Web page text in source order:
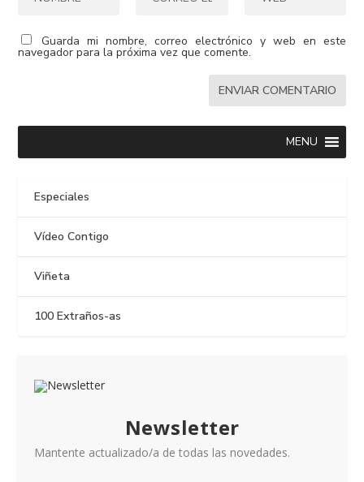
Guarda mi nombre, correo electrónico y web en este
navegador para la próxima vez que comente.
MENU
Especiales
Vídeo Contigo
Viñeta
100 Extraños-as
Newsletter
Mantente actualizado/a de todas las novedades.